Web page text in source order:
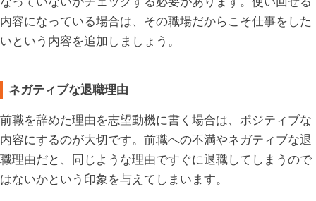
内容になっている場合は、その職場だからこそ仕事をした
いという内容を追加しましょう。
ネガティブな退職理由
前職を辞めた理由を志望動機に書く場合は、ポジティブな
内容にするのが大切です。前職への不満やネガティブな退
職理由だと、同じような理由ですぐに退職してしまうので
はないかという印象を与えてしまいます。